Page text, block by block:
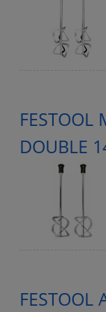
FESTOOL
DOUBLE